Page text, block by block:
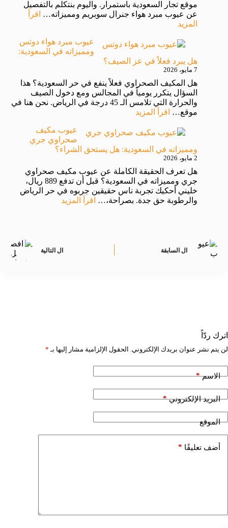
موقع تجار السعودية باستمرار. واليوم بنتكلم بالتفصيل
عن عيوب مبرد هواء جنرال سوبريم ومميزاته… اقرأ
المزيد
عيوب مبرد هواء دوتس
ومميزاته في السعودية:
هل يبرد فعلاً في عز الصيف؟
7 مايو، 2026
هل المكيف الصحراوي فعلاً ينفع في حر السعودية؟ هذا
السؤال يتكرر يومياً في المجالس ومع دخول الصيف
والحرارة التي تلامس الـ 45 درجة في الرياض. نحن هنا في
موقع… اقرأ المزيد
عيوب مكيف
صحراوي جري
ومميزاته في السعودية: هل يستحق الشراء؟
2 مايو، 2026
هل تعرف الحقيقة الكاملة عن عيوب مكيف صحراوي
جري ومميزاته في السعودية؟ قبل أن تدفع 889 ريال،
خليني أحكيك تجربة ناس حقيقين جربوه في حر الرياض
والرطوبة حق جدة. بصراحة،… اقرأ المزيد
ال السابقة ال التالية
اترك ردّاً
لن يتم نشر عنوان بريدك الإلكتروني. الحقول الإلزامية مشار إليها بـ *
الاسم*
البريد الإلكتروني*
الموقع
أضف تعليقًا *